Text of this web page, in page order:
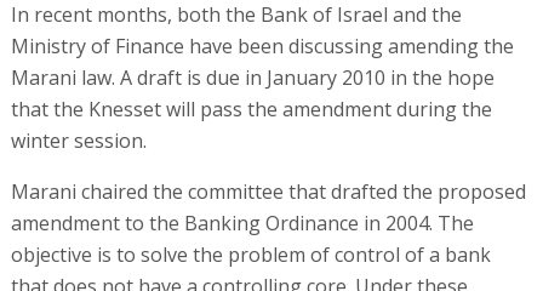
In recent months, both the Bank of Israel and the
Ministry of Finance have been discussing amending the
Marani law. A draft is due in January 2010 in the hope
that the Knesset will pass the amendment during the
winter session.
Marani chaired the committee that drafted the proposed
amendment to the Banking Ordinance in 2004. The
objective is to solve the problem of control of a bank